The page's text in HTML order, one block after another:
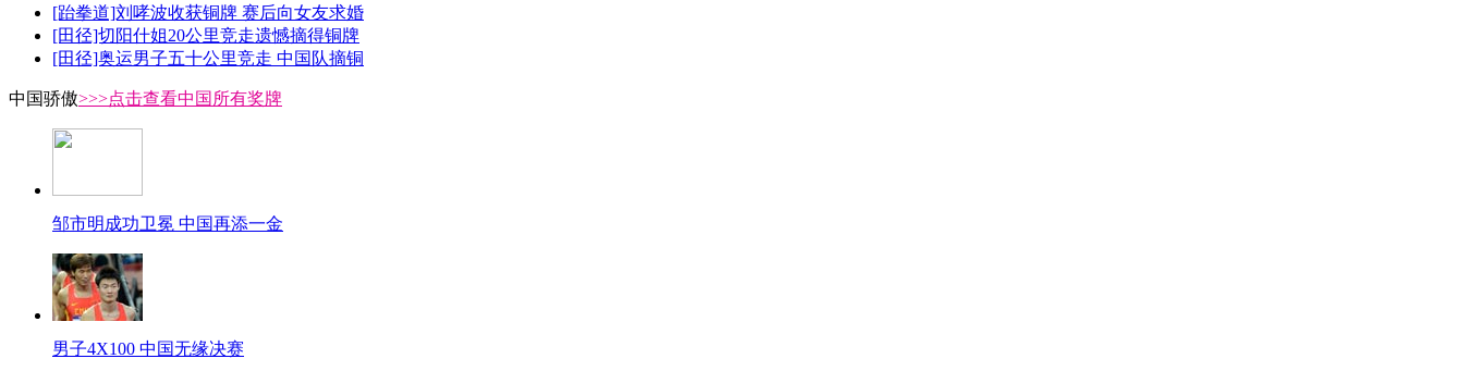
[跆拳道]刘哮波收获铜牌 赛后向女友求婚
[田径]切阳什姐20公里竞走遗憾摘得铜牌
[田径]奥运男子五十公里竞走 中国队摘铜
中国骄傲>>>点击查看中国所有奖牌
邹市明成功卫冕 中国再添一金
男子4X100 中国无缘决赛